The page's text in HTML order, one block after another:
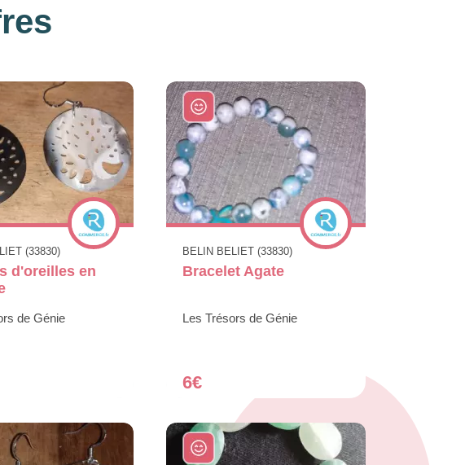
(33830)
d'oreilles en
de Génie
BELIN BELIET (33830)
Bracelet Agate
Les Trésors de Génie
6€